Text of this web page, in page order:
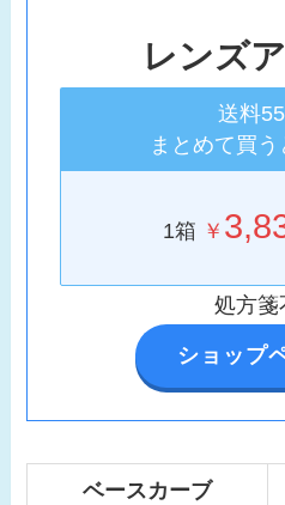
レンズ
送料
まとめて買
1箱 ￥
処方箋
ショップ
ベースカーブ